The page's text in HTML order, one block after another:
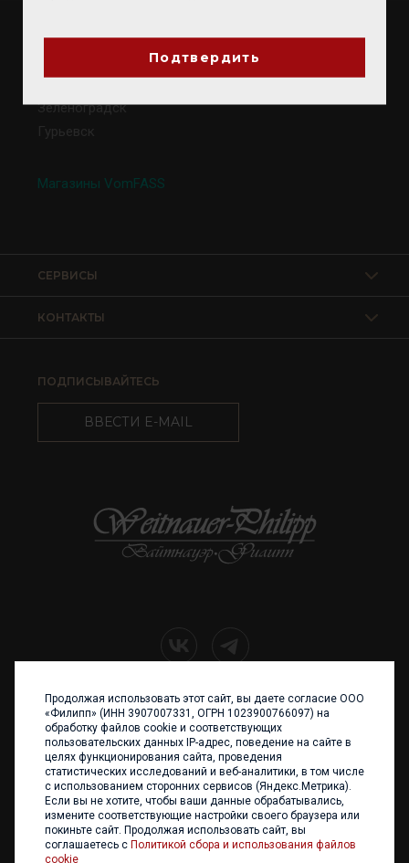
Зеленоградск
Гурьевск
Магазины VomFASS
КОНТАКТЫ
СЕРВИСЫ
ПОДПИСЫВАЙТЕСЬ
ВВЕСТИ E-MAIL
+7 (4012) 960 898
236017 Калининград,
ул. Каштановая аллея, 47
Телефон: +7 4012 960 898,
+7 4012 960 856
Написать нам
Подтвердить
Продолжая использовать этот сайт, вы даете согласие ООО
«Филипп» (ИНН 3907007331, ОГРН 1023900766097) на
обработку файлов cookie и соответствующих
пользовательских данных IP-адрес, поведение на сайте в
целях функционирования сайта, проведения
статистических исследований и веб-аналитики, в том числе
с использованием сторонних сервисов (Яндекс.Метрика).
Если вы не хотите, чтобы ваши данные обрабатывались,
измените соответствующие настройки своего браузера или
покиньте сайт. Продолжая использовать сайт, вы
соглашаетесь с Политикой сбора и использования файлов
cookie